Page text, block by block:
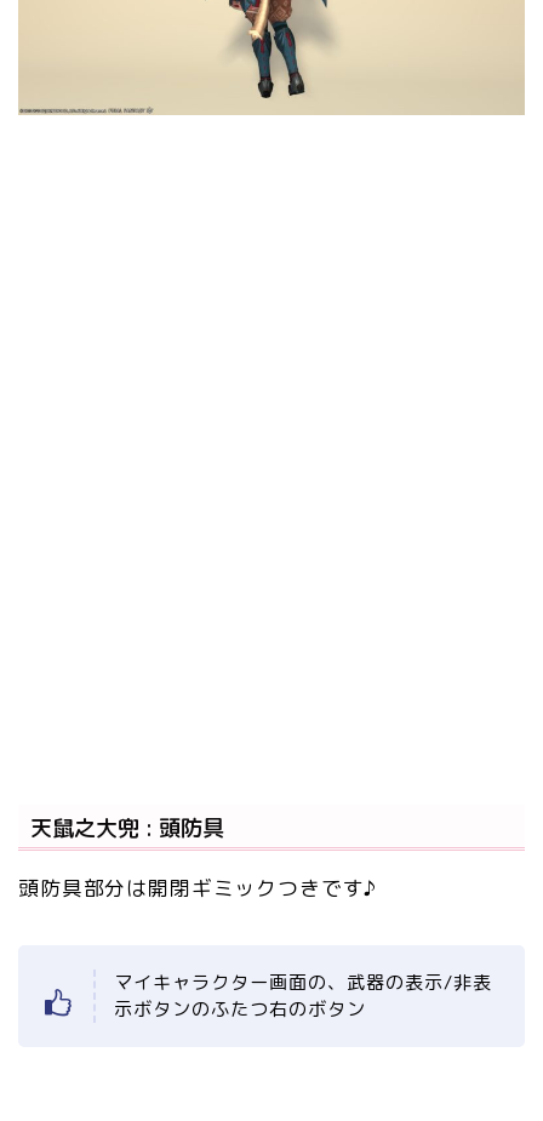
天鼠之大兜 : 頭防具
頭防具部分は開閉ギミックつきです♪
マイキャラクター画面の、武器の表示/非表
示ボタンのふたつ右のボタン